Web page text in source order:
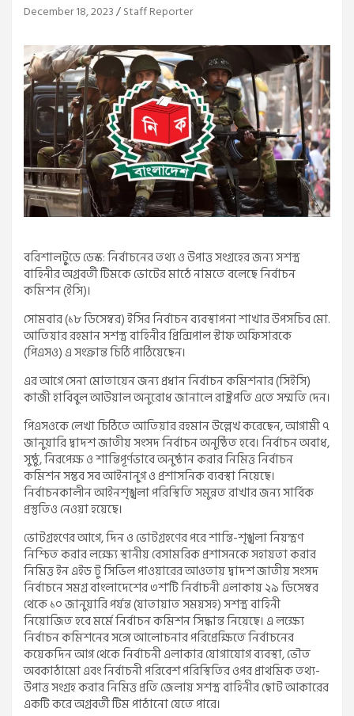
December 18, 2023 Staff Reporter
বরিশালটৃুডে ডেস্ক: নির্বাচনের তথ্য ও উপাত্ত সংগ্রহের জন্য সশস্ত্র
বাহিনীর অগ্রবর্তী টিমকে ভোটের মাঠে নামতে বলেছে নির্বাচন
কমিশন (ইসি)।
সোমবার (১৮ ডিসেম্বর) ইসির নির্বাচন ব্যবস্থাপনা শাখার উপসচিব মো.
আতিয়ার রহমান সশস্ত্র বাহিনীর প্রিন্সিপাল স্টাফ অফিসারকে
(পিএসও) এ সংক্রান্ত চিঠি পাঠিয়েছেন।
এর আগে সেনা মোতায়েন জন্য প্রধান নির্বাচন কমিশনার (সিইসি)
কাজী হাবিবুল আউয়াল অনুরোধ জানালে রাষ্ট্রপতি এতে সম্মতি দেন।
পিএসওকে লেখা চিঠিতে আতিয়ার রহমান উল্লেখ করেছেন, আগামী ৭
জানুয়ারি দ্বাদশ জাতীয় সংসদ নির্বাচন অনুষ্ঠিত হবে। নির্বাচন অবাধ,
সুষ্ঠু, নিরপেক্ষ ও শান্তিপূর্ণভাবে অনুষ্ঠান করার নিমিত্ত নির্বাচন
কমিশন সম্ভব সব আইনানুগ ও প্রশাসনিক ব্যবস্থা নিয়েছে।
নির্বাচনকালীন আইনশৃঙ্খলা পরিস্থিতি সমুন্নত রাখার জন্য সার্বিক
প্রস্তুতিও নেওয়া হয়েছে।
ভোটগ্রহণের আগে, দিন ও ভোটগ্রহণের পরে শান্তি-শৃঙ্খলা নিয়ন্ত্রণ
নিশ্চিত করার লক্ষ্যে স্থানীয় বেসামরিক প্রশাসনকে সহায়তা করার
নিমিত্ত ইন এইড টু সিভিল পাওয়ারের আওতায় দ্বাদশ জাতীয় সংসদ
নির্বাচনে সমগ্র বাংলাদেশের ৩শ’টি নির্বাচনী এলাকায় ২৯ ডিসেম্বর
থেকে ১০ জানুয়ারি পর্যন্ত (যাতায়াত সময়সহ) সশস্ত্র বাহিনী
নিয়োজিত হবে মর্মে নির্বাচন কমিশন সিদ্ধান্ত নিয়েছে। এ লক্ষ্যে
নির্বাচন কমিশনের সঙ্গে আলোচনার পরিপ্রেক্ষিতে নির্বাচনের
কয়েকদিন আগ থেকে নির্বাচনী এলাকার যোগাযোগ ব্যবস্থা, ভৌত
অবকাঠামো এবং নির্বাচনী পরিবেশ পরিস্থিতির ওপর প্রাথমিক তথ্য-
উপাত্ত সংগ্রহ করার নিমিত্ত প্রতি জেলায় সশস্ত্র বাহিনীর ছোট আকারের
একটি করে অগ্রবর্তী টিম পাঠানো যেতে পারে।